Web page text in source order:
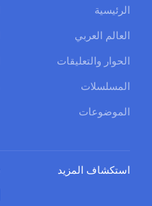
الرئيسية
العالم العربي
الحوار والتعليقات
المسلسلات
الموضوعات
استكشاف المزيد